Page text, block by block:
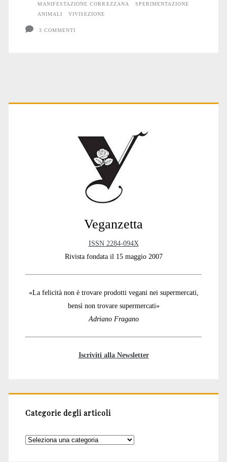
MANIFESTAZIONE CORREZZANA
SPERIMENTAZIONE
ANIMALI
VIVISEZIONE
3 COMMENTI
Primary
Veganzetta
ISSN 2284-094X
Rivista fondata il 15 maggio 2007
«La felicità non è trovare prodotti vegani nei supermercati,
bensì non trovare supermercati»
Adriano Fragano
Iscriviti alla Newsletter
Categorie degli articoli
Categorie